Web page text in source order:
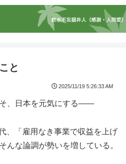
と
2025/11/19 5:26:33 AM
、日本を元気にする――
、「雇用なき事業で収益を上げ
な論調が勢いを増している。